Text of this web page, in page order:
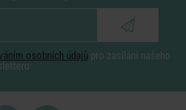
osobních údajů pro zasílání našeho